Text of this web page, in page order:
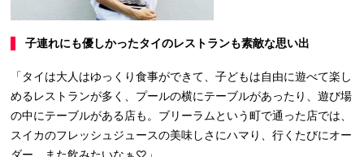
子連れにも優しかったタイのレストランも素敵な思い出
「タイは大人はゆっくり食事ができて、子どもは自由に遊べて楽し
めるレストランが多く、プールの横にテーブルがあったり、遊び場
の中にテーブルがある店も。ブリーラムという町で通った店では、
スイカのフレッシュジュースの美味しさにハマり、行くたびにオー
ダー。また飲みたいなぁ♡」